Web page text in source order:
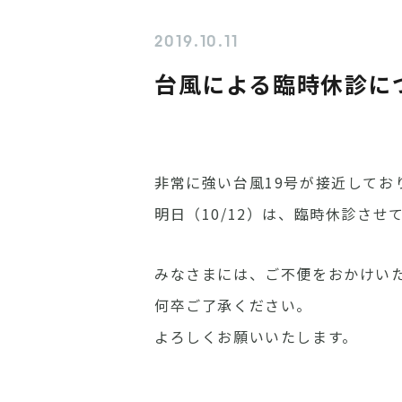
2019.10.11
台風による臨時休診に
非常に強い台風19号が接近してお
明日（10/12）は、臨時休診させ
みなさまには、ご不便をおかけい
何卒ご了承ください。
よろしくお願いいたします。